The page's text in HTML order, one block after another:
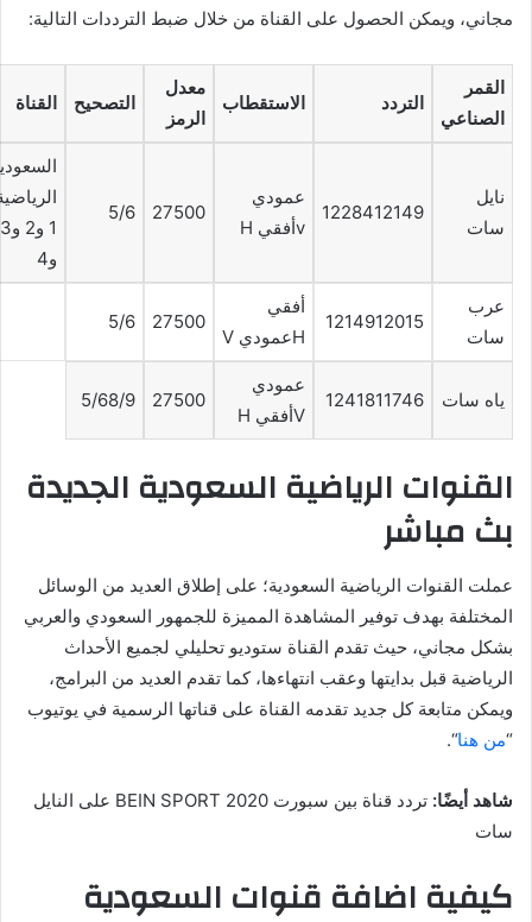
مجاني، ويمكن الحصول على القناة من خلال ضبط الترددات التالية:
القمر
الصناعي
التردد الاستقطاب
معدل
الرمز
التصحيح القناة
نايل
سات
1228412149
عمودي
vأفقي H
27500
5/6
1 و2 و3
و4
عرب
سات
1214912015
أفقي
Hعمودي V
27500
5/6
ياه سات 1241811746
عمودي
Vأفقي H
27500
5/68/9
القنوات الرياضية السعودية الجديدة
بث مباشر
عملت القنوات الرياضية السعودية؛ على إطلاق العديد من الوسائل
المختلفة بهدف توفير المشاهدة المميزة للجمهور السعودي والعربي
بشكل مجاني، حيث تقدم القناة ستوديو تحليلي لجميع الأحداث
الرياضية قبل بدايتها وعقب انتهاءها، كما تقدم العديد من البرامج،
ويمكن متابعة كل جديد تقدمه القناة على قناتها الرسمية في يوتيوب
“من هنا“.
شاهد أيضًا:
تردد قناة بين سبورت BEIN SPORT 2020 على النايل
سات
كيفية اضافة قنوات السعودية